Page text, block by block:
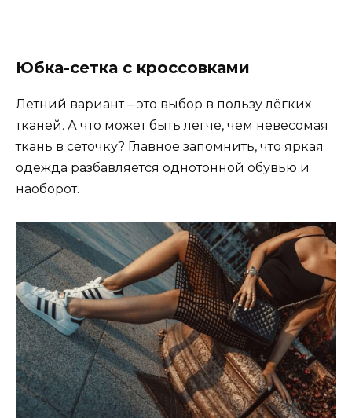
Юбка-сетка с кроссовками
Летний вариант – это выбор в пользу лёгких
тканей. А что может быть легче, чем невесомая
ткань в сеточку? Главное запомнить, что яркая
одежда разбавляется однотонной обувью и
наоборот.